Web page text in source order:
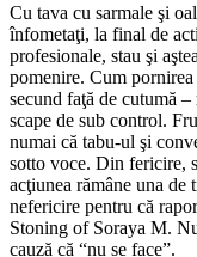
Cu tava cu sarmale şi
înfometaţi, la final de
profesionale, stau şi
pomenire. Cum
secund faţă de cutumă
scape de sub control.
numai că tabu-ul şi
sotto voce. Din fericire,
acţiunea rămâne una
nefericire pentru că
Stoning of Soraya M.
cauză că “nu se face”.